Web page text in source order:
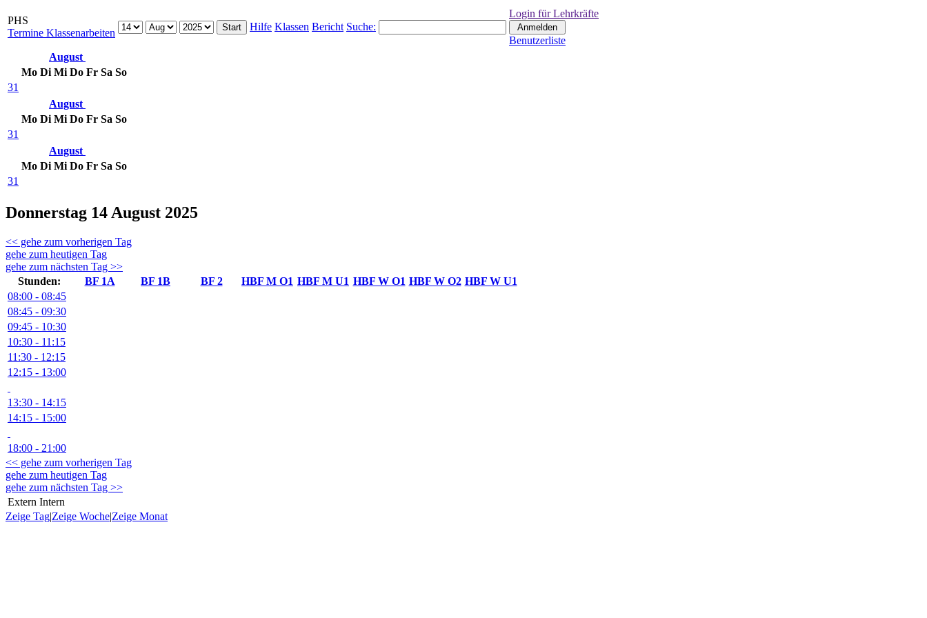
PHS
Termine Klassenarbeiten
Hilfe Klassen Bericht Suche:
Login für Lehrkräfte
Benutzerliste
August
Mo Di Mi Do Fr Sa So
31
August
Mo Di Mi Do Fr Sa So
31
August
Mo Di Mi Do Fr Sa So
31
Donnerstag 14 August 2025
<< gehe zum vorherigen Tag
gehe zum heutigen Tag
gehe zum nächsten Tag >>
Stunden:
BF 1A BF 1B BF 2 HBF M O1 HBF M U1 HBF W O1 HBF W O2 HBF W U1
08:00 - 08:45
08:45 - 09:30
09:45 - 10:30
10:30 - 11:15
11:30 - 12:15
12:15 - 13:00
13:30 - 14:15
14:15 - 15:00
18:00 - 21:00
<< gehe zum vorherigen Tag
gehe zum heutigen Tag
gehe zum nächsten Tag >>
Extern Intern
Zeige Tag|Zeige Woche|Zeige Monat